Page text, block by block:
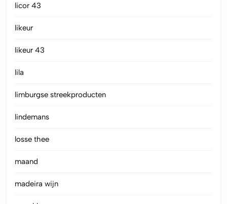
licor 43
likeur
likeur 43
lila
limburgse streekproducten
lindemans
losse thee
maand
madeira wijn